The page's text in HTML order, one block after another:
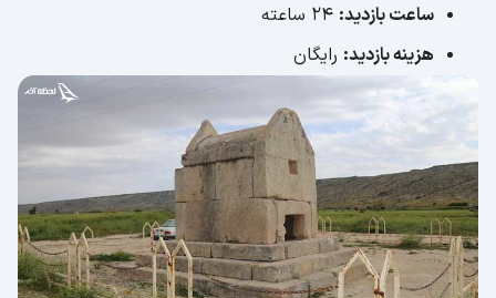
ساعت بازدید:
هزینه بازدید: رایگان